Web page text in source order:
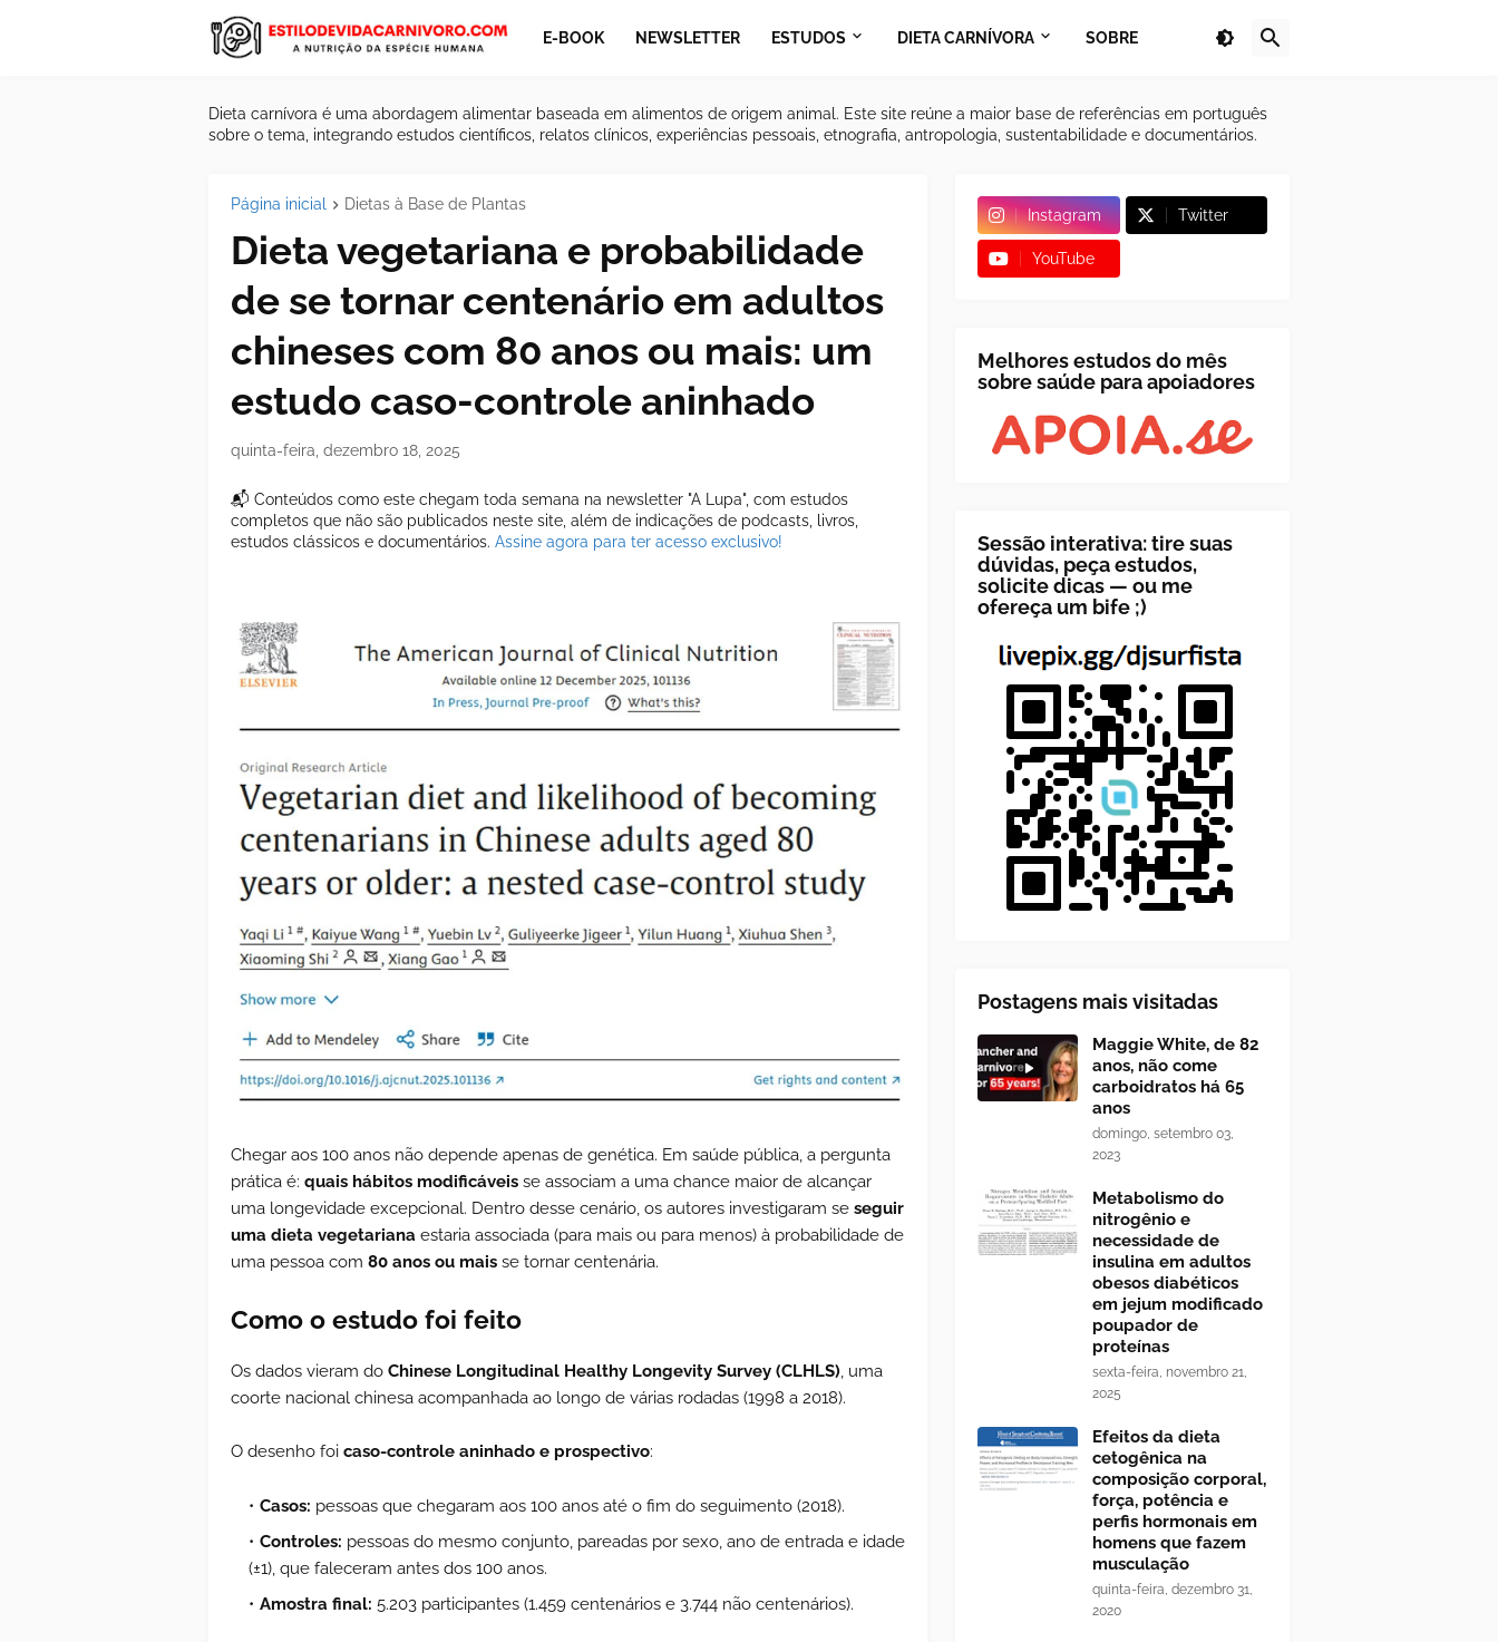
E-BOOK NEWSLETTER ESTUDOS DIETA CARNÍVORA SOBRE
Dieta carnívora é uma abordagem alimentar baseada em alimentos de origem animal. Este site reúne a maior base de referências em português
sobre o tema, integrando estudos científicos, relatos clínicos, experiências pessoais, etnografia, antropologia, sustentabilidade e documentários.
Página inicial Dietas à Base de Plantas
Dieta vegetariana e probabilidade
de se tornar centenário em adultos
chineses com 80 anos ou mais: um
estudo caso-controle aninhado
quinta-feira, dezembro 18, 2025
📬 Conteúdos como este chegam toda semana na newsletter "A Lupa", com estudos
completos que não são publicados neste site, além de indicações de podcasts, livros,
estudos clássicos e documentários. Assine agora para ter acesso exclusivo!
Chegar aos 100 anos não depende apenas de genética. Em saúde pública, a pergunta
prática é: quais hábitos modificáveis se associam a uma chance maior de alcançar
uma longevidade excepcional. Dentro desse cenário, os autores investigaram se seguir
uma dieta vegetariana estaria associada (para mais ou para menos) à probabilidade de
uma pessoa com 80 anos ou mais se tornar centenária.
Como o estudo foi feito
Os dados vieram do Chinese Longitudinal Healthy Longevity Survey (CLHLS), uma
coorte nacional chinesa acompanhada ao longo de várias rodadas (1998 a 2018).
O desenho foi caso-controle aninhado e prospectivo:
Casos: pessoas que chegaram aos 100 anos até o fim do seguimento (2018).
Controles: pessoas do mesmo conjunto, pareadas por sexo, ano de entrada e idade
(±1), que faleceram antes dos 100 anos.
Amostra final: 5.203 participantes (1.459 centenários e 3.744 não centenários).
Instagram Twitter
YouTube
Melhores estudos do mês
sobre saúde para apoiadores
Sessão interativa: tire suas
dúvidas, peça estudos,
solicite dicas — ou me
ofereça um bife ;)
Postagens mais visitadas
Maggie White, de 82
anos, não come
carboidratos há 65
anos
domingo, setembro 03,
2023
Metabolismo do
nitrogênio e
necessidade de
insulina em adultos
obesos diabéticos
em jejum modificado
poupador de
proteínas
sexta-feira, novembro 21,
2025
Efeitos da dieta
cetogênica na
composição corporal,
força, potência e
perfis hormonais em
homens que fazem
musculação
quinta-feira, dezembro 31,
2020